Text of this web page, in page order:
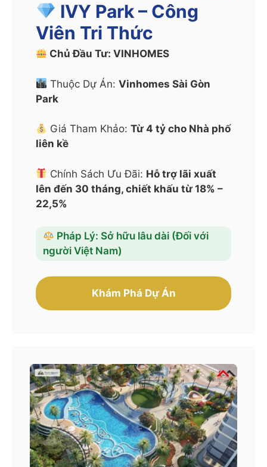
IVY Park – Công
Viên Tri Thức
Chủ Đầu Tư: VINHOMES
Thuộc Dự Án:Vinhomes Sài Gòn
Park
Giá Tham Khảo:Từ 4 tỷ cho Nhà phố
liên kề
Chính Sách Ưu Đãi: Hỗ trợ lãi xuất
lên đến 30 tháng, chiết khấu từ 18% –
22,5%
Pháp Lý: Sở hữu lâu dài (Đối với
người Việt Nam)
Khám Phá Dự Án